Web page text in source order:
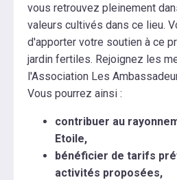
vous retrouvez pleinement
valeurs cultivés dans ce lieu.
d'apporter votre soutien à ce
jardin fertiles. Rejoignez les
l'Association Les
Vous pourrez ainsi :
contribuer au
Etoile,
bénéficier de tarifs
activités proposées,